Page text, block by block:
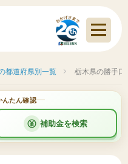
都道府県別一覧 栃木県の勝手口
んたん確認
補助金を検索